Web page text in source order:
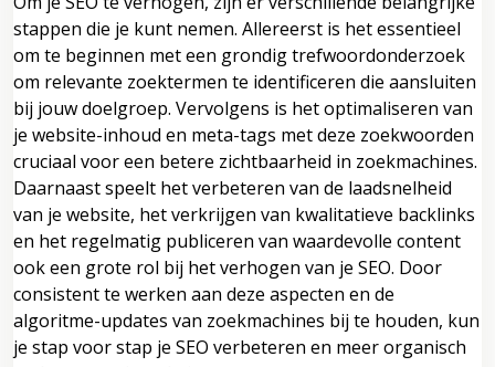
stappen die je kunt nemen. Allereerst is het essentieel
om te beginnen met een grondig trefwoordonderzoek
om relevante zoektermen te identificeren die aansluiten
bij jouw doelgroep. Vervolgens is het optimaliseren van
je website-inhoud en meta-tags met deze zoekwoorden
cruciaal voor een betere zichtbaarheid in zoekmachines.
Daarnaast speelt het verbeteren van de laadsnelheid
van je website, het verkrijgen van kwalitatieve backlinks
en het regelmatig publiceren van waardevolle content
ook een grote rol bij het verhogen van je SEO. Door
consistent te werken aan deze aspecten en de
algoritme-updates van zoekmachines bij te houden, kun
je stap voor stap je SEO verbeteren en meer organisch